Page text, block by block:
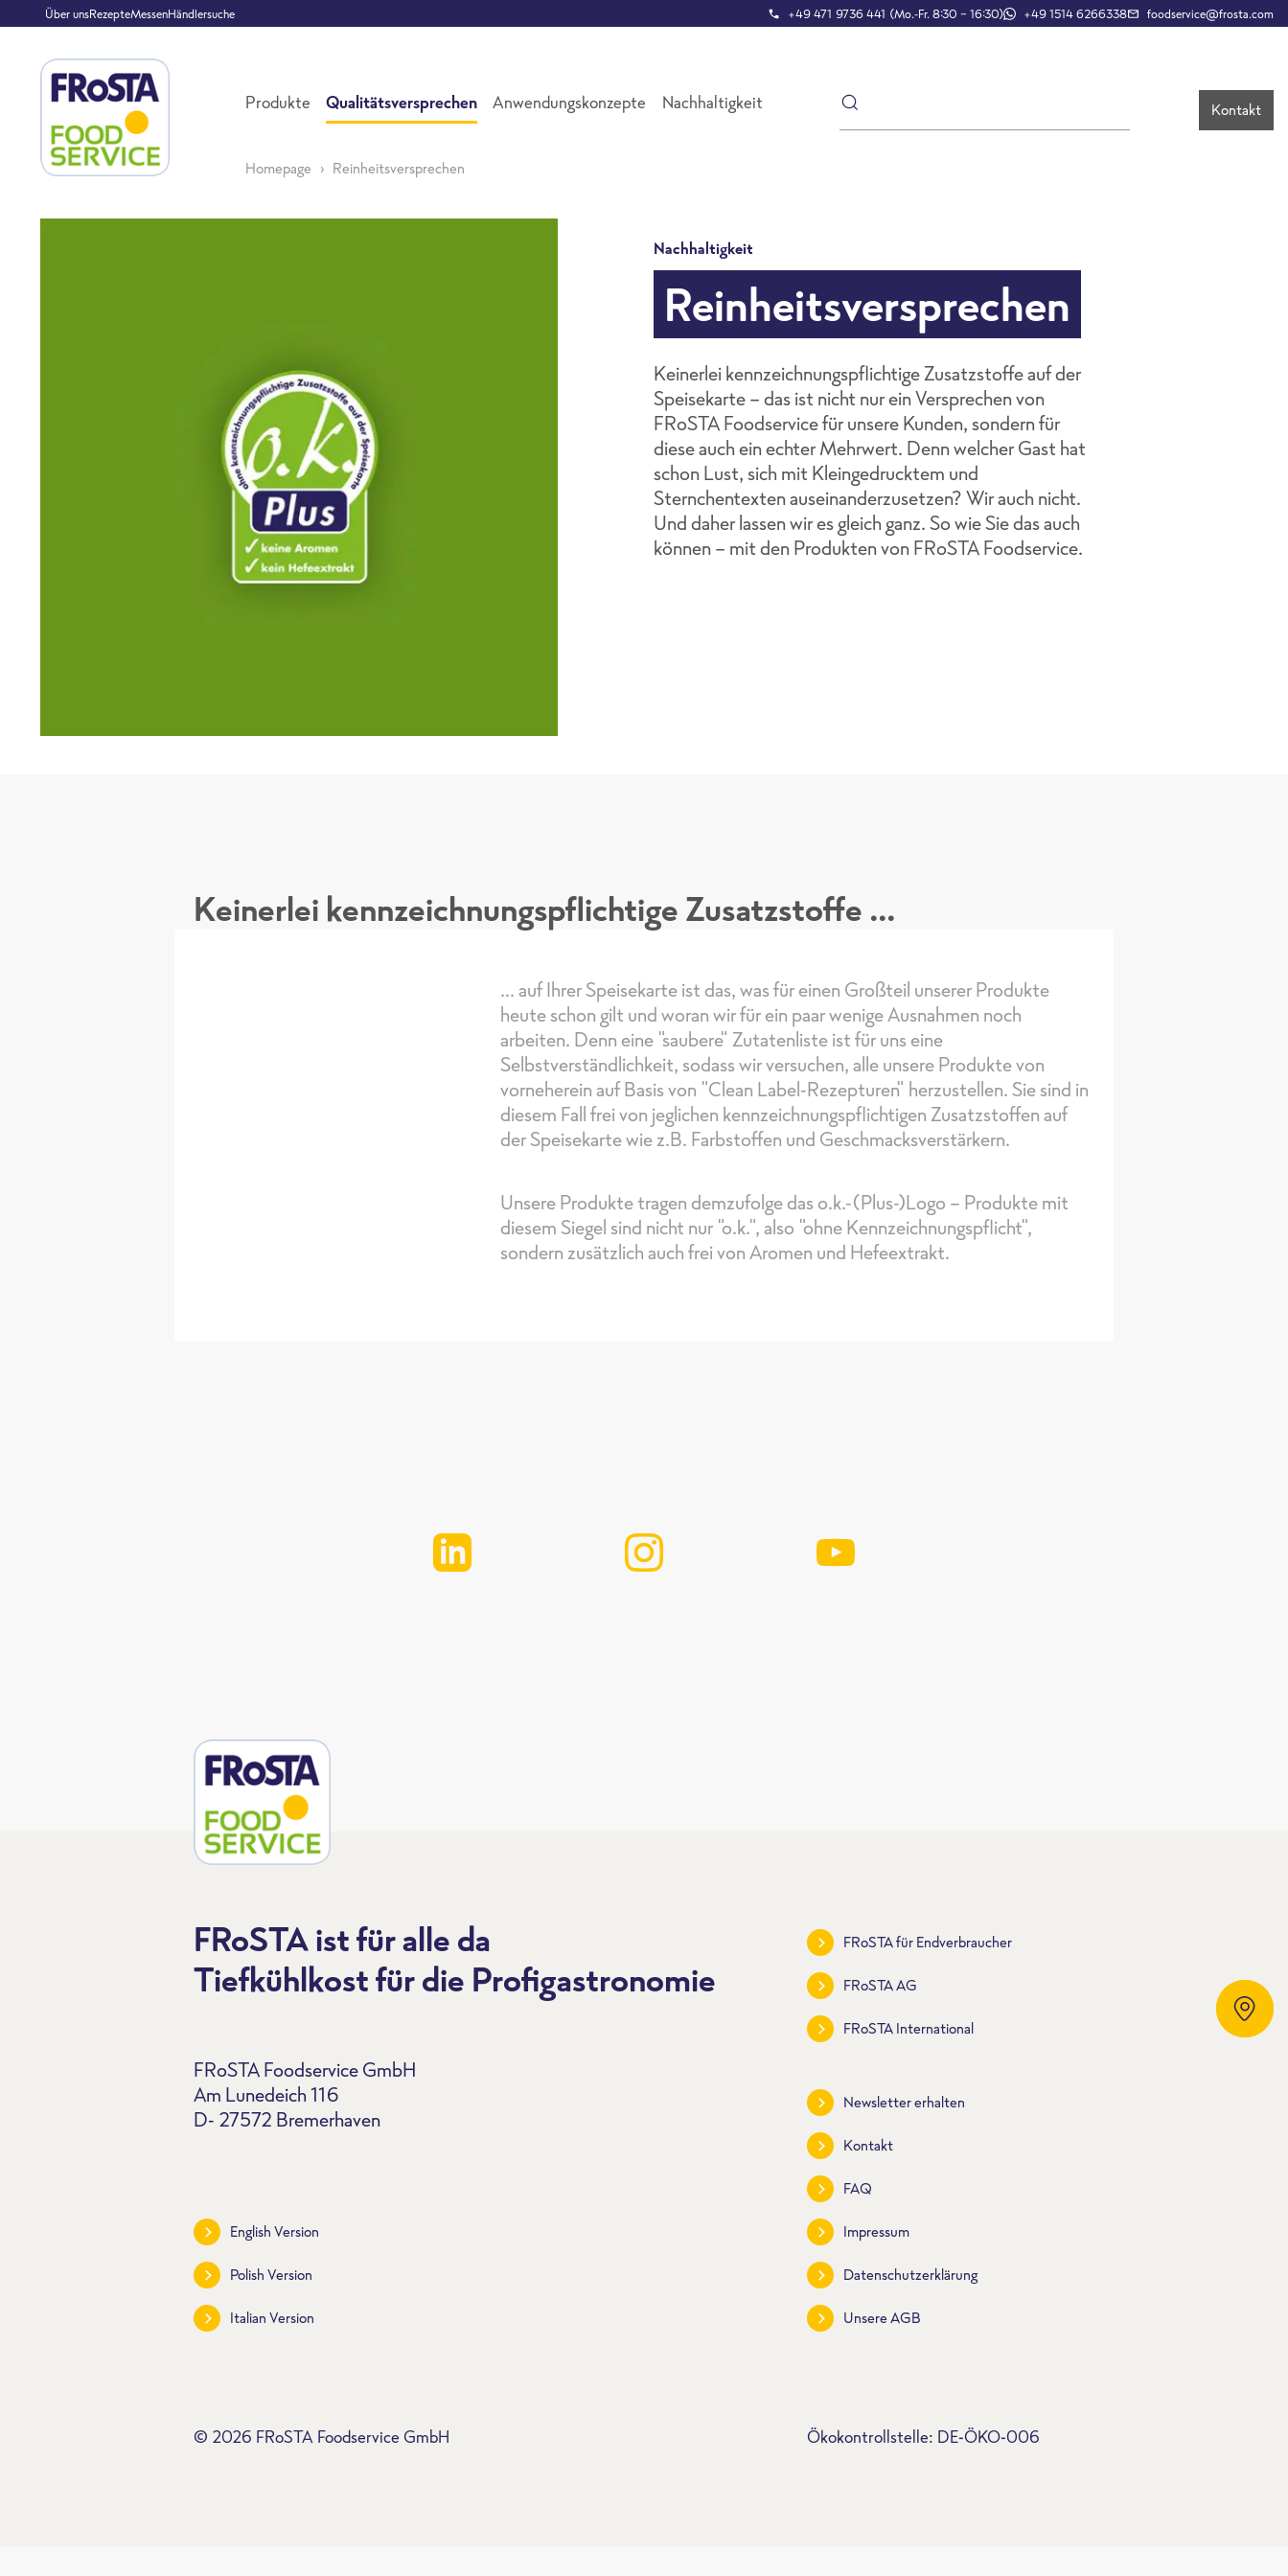
Über unsRezepteMessenHändlersuche +49 471 9736 441 (Mo.-Fr. 8:30 – 16:30) +49 1514 6266338 foodservice@frosta.com
Produkte Qualitätsversprechen Anwendungskonzepte Nachhaltigkeit Kontakt
Homepage Reinheitsversprechen
Nachhaltigkeit
Reinheitsversprechen
Keinerlei kennzeichnungspflichtige Zusatzstoffe auf der
Speisekarte - das ist nicht nur ein Versprechen von
FRoSTA Foodservice für unsere Kunden, sondern für
diese auch ein echter Mehrwert. Denn welcher Gast hat
schon Lust, sich mit Kleingedrucktem und
Sternchentexten auseinanderzusetzen? Wir auch nicht.
Und daher lassen wir es gleich ganz. So wie Sie das auch
können - mit den Produkten von FRoSTA Foodservice.
Keinerlei kennzeichnungspflichtige Zusatzstoffe ...
... auf Ihrer Speisekarte ist das, was für einen Großteil unserer Produkte
heute schon gilt und woran wir für ein paar wenige Ausnahmen noch
arbeiten. Denn eine "saubere" Zutatenliste ist für uns eine
Selbstverständlichkeit, sodass wir versuchen, alle unsere Produkte von
vorneherein auf Basis von "Clean Label-Rezepturen" herzustellen. Sie sind in
diesem Fall frei von jeglichen kennzeichnungspflichtigen Zusatzstoffen auf
der Speisekarte wie z.B. Farbstoffen und Geschmacksverstärkern.
Unsere Produkte tragen demzufolge das o.k.-(Plus-)Logo - Produkte mit
diesem Siegel sind nicht nur "o.k.", also "ohne Kennzeichnungspflicht",
sondern zusätzlich auch frei von Aromen und Hefeextrakt.
Händlersuche
FRoSTA ist für alle da
Tiefkühlkost für die Profigastronomie
FRoSTA Foodservice GmbH
Am Lunedeich 116
D- 27572 Bremerhaven
English Version
Polish Version
Italian Version
FRoSTA für Endverbraucher
FRoSTA AG
FRoSTA International
Newsletter erhalten
Kontakt
FAQ
Impressum
Datenschutzerklärung
Unsere AGB
© 2026 FRoSTA Foodservice GmbH Ökokontrollstelle: DE-ÖKO-006